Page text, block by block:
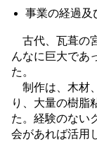
事業の経過
古代、瓦葺の
んなに巨大であ
た。
制作は、木材
り、大量の樹脂
た。経験のない
会があれば活用